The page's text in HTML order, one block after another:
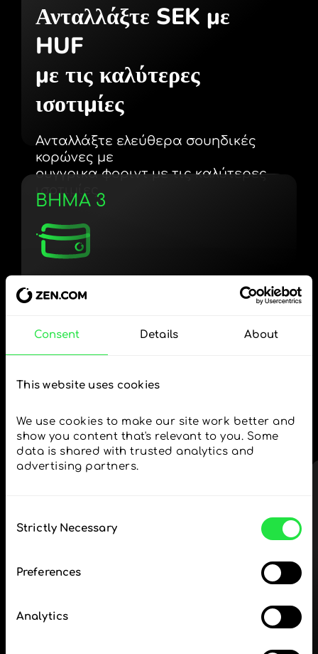
Consent Details About
This website uses cookies
We use cookies to make our site work better and
show you content that's relevant to you. Some
data is shared with trusted analytics and
advertising partners.
Selection
Strictly Necessary
Preferences
Analytics
Ανταλλάξτε SEK με
HUF
με τις καλύτερες
ισοτιμίες
Ανταλλάξτε ελεύθερα σουηδικές
κορώνες με
ουγγρικα φοριντ με τις καλύτερες
ισοτιμίες.
ΒΗΜΑ 3
Χρησιμοποιήστε το
όπως θέλετε
Στείλτε χρήματα στο εξωτερικό,
προμήθεια, πληρώστε με την κάρτα
πολλαπλών νομισμάτων
— απλά και χωρίς άγχος.
Κατεβάστε δωρεάν